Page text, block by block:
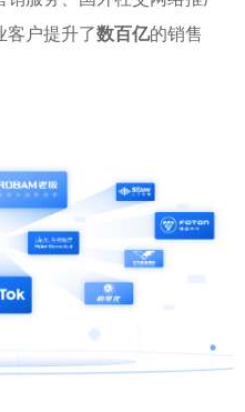
客户提升了数百亿的销售